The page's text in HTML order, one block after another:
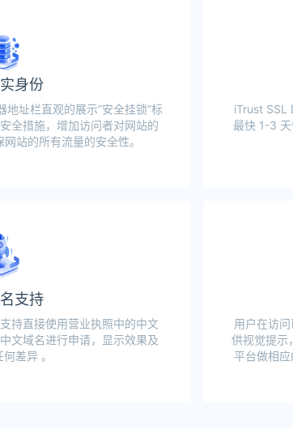
身份
址栏直观的展示“安全挂锁”标
全措施，增加访问者对网站的
站的所有流量的安全性。
iTrust SSL
最快 1-3
支持
持直接使用营业执照中的中文
文域名进行申请，显示效果及
差异 。
用户在访
供视觉提示
平台做相